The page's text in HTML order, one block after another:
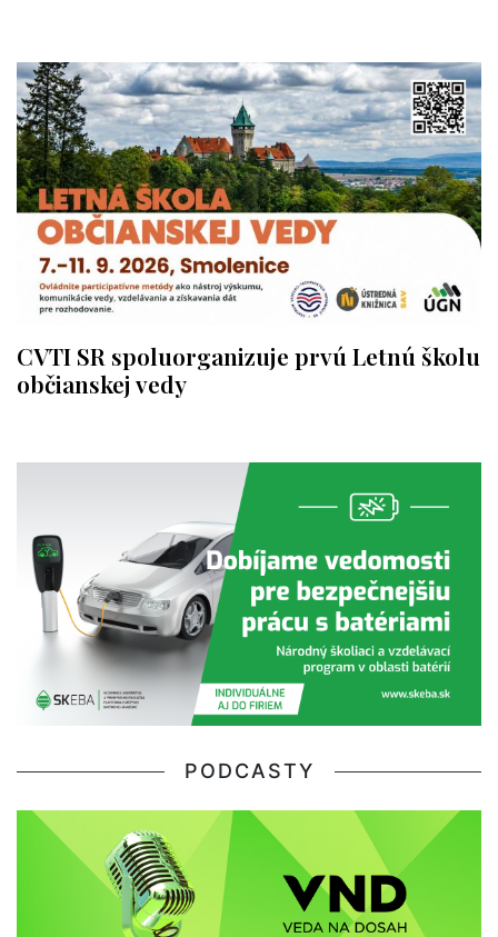
CVTI SR spoluorganizuje prvú Letnú školu
občianskej vedy
PODCASTY